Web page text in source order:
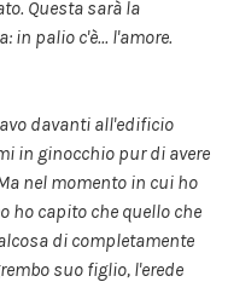
Questa sarà la
palio c'è... l'amore.
davanti all'edificio
in ginocchio pur di avere
nel momento in cui ho
ho capito che quello che
di completamente
suo figlio, l'erede